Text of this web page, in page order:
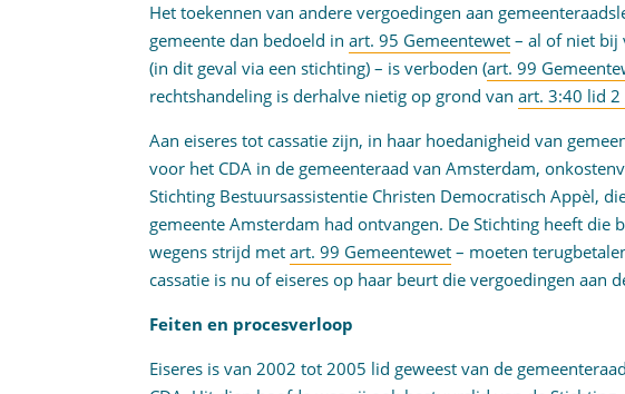
Het toekennen van andere vergoedingen aan
gemeente dan bedoeld inart. 95 Gemeentewet – al of niet bij
(in dit geval via een stichting) – is verboden (art. 99
rechtshandeling is derhalve nietig op grond vanart. 3:40 lid 2
Aan eiseres tot cassatie zijn, in haar hoedanigheid van
voor het CDA in de gemeenteraad van Amsterdam,
Stichting Bestuursassistentie Christen Democratisch Appèl,
gemeente Amsterdam had ontvangen. De Stichting heeft die
wegens strijd metart. 99 Gemeentewet – moeten
cassatie is nu of eiseres op haar beurt die vergoedingen aan
Feiten en procesverloop
Eiseres is van 2002 tot 2005 lid geweest van de